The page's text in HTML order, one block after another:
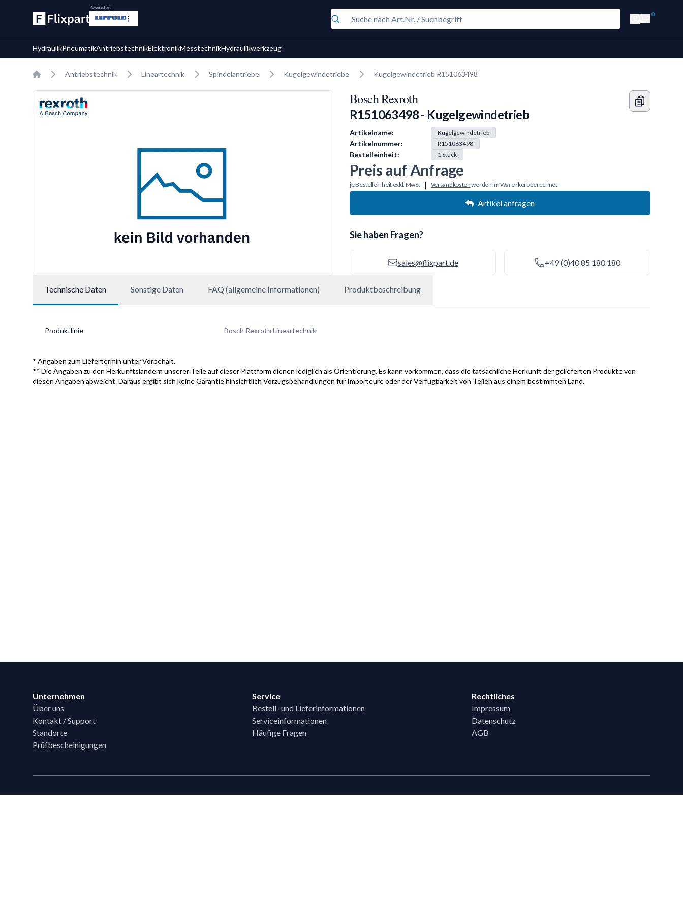
Powered by:
0
HydraulikPneumatikAntriebstechnikElektronikMesstechnikHydraulikwerkzeug
Home Antriebstechnik Lineartechnik Spindelantriebe Kugelgewindetriebe Kugelgewindetrieb R151063498
Bosch Rexroth
R151063498 - Kugelgewindetrieb
Produkt Information
Artikelname: Kugelgewindetrieb
Artikelnummer: R151063498
Bestelleinheit: 1Stück
Preis auf Anfrage
je Bestelleinheit exkl. MwSt | Versandkostenwerden im Warenkorb berechnet
Artikel anfragen
Sie haben Fragen?
sales@flixpart.de +49 (0)40 85 180 180
Technische Daten Sonstige Daten FAQ (allgemeine Informationen) Produktbeschreibung
Produktlinie Bosch Rexroth Lineartechnik
* Angaben zum Liefertermin unter Vorbehalt.
** Die Angaben zu den Herkunftsländern unserer Teile auf dieser Plattform dienen lediglich als Orientierung. Es kann vorkommen, dass die tatsächliche Herkunft der gelieferten Produkte von
diesen Angaben abweicht. Daraus ergibt sich keine Garantie hinsichtlich Vorzugsbehandlungen für Importeure oder der Verfügbarkeit von Teilen aus einem bestimmten Land.
Unternehmen
Über uns
Kontakt / Support
Standorte
Prüfbescheinigungen
Service
Bestell- und Lieferinformationen
Serviceinformationen
Häufige Fragen
Rechtliches
Impressum
Datenschutz
AGB